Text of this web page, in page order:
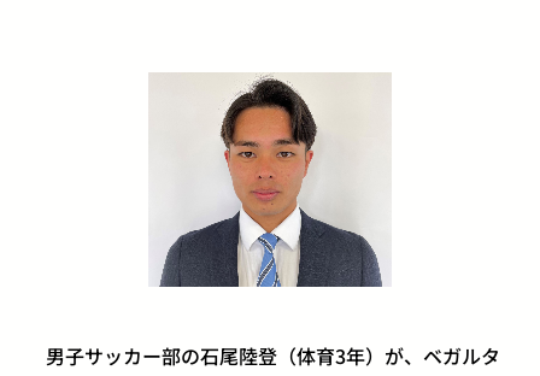
男子サッカー部の石尾陸登（体育3年）が、ベガルタ